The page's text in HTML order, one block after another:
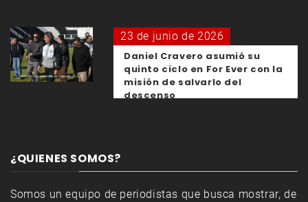
23 de junio de 2026
Daniel Cravero asumió su
quinto ciclo en For Ever con la
misión de salvarlo del
descenso
¿QUIENES SOMOS?
Somos un equipo de periodistas que busca mostrar, de